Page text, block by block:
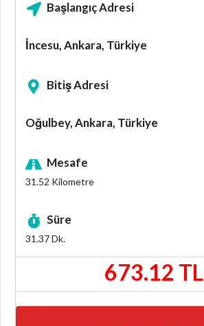
Başlangıç Adresi
İncesu, Ankara, Türkiye
Bitiş Adresi
Oğulbey, Ankara, Türkiye
Mesafe
31.52 Kilometre
Süre
31.37Dk.
673.12 TL